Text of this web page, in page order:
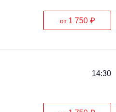
от 1 750 ₽
14:30